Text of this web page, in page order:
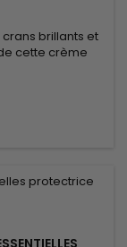
brillants et
cette crème
fois
des boucles
hydratés
et de...